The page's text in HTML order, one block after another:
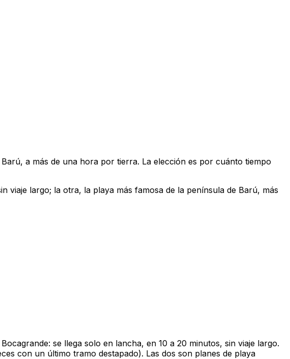
a más de una hora por tierra. La elección es por cuánto tiempo
viaje largo; la otra, la playa más famosa de la península de Barú, más
se llega solo en lancha, en 10 a 20 minutos, sin viaje largo.
con un último tramo destapado). Las dos son planes de playa